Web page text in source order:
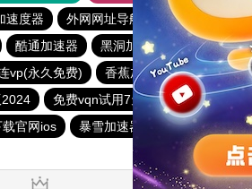
速度器
外网网址导航 软件中心 雷
酷通加速器
黑洞加速器下载永久免费版
vp(永久免费)
香蕉加速器官网 快连
免费vqn试用7天 黑洞加速官网
官网ios
暴雪加速器 海鸥加速器